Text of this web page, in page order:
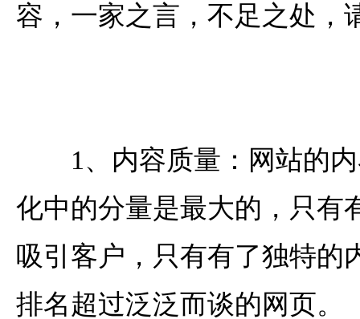
容，一家之言，不足之处，
1、内容质量：网站的内
化中的分量是最大的，只有
吸引客户，只有有了独特的
排名超过泛泛而谈的网页。